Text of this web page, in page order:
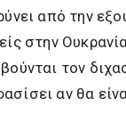
από την
στην
τον
αν θα